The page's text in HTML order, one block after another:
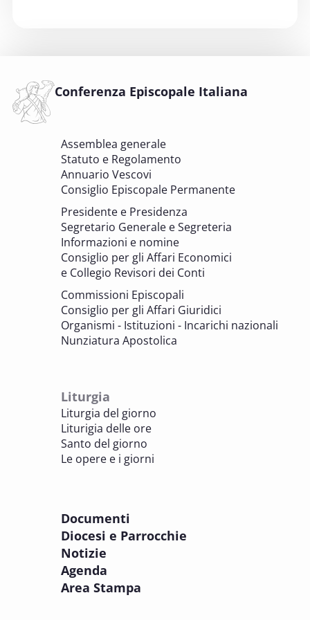
INTERVENTO A FAVORE DEI BENI CULTURALI ECCLESIASTICI E
DELL'EDILIZIA DI CULTO
Giornate di studio Associazione
Archivistica Ecclesiastica - Luoghi di
memoria. Artefici di cultura. Archivi
valorizzazione del patrimonio
BENI CULTURALI E EDILIZIA DI CULTO
7 OTTOBRE 2025
di culto
BENI CULTURALI E EDILIZIA DI CULTO
BENI CULTURALI E EDILIZIA DI CULTO
8 OTTOBRE 2025
Incontro online dei Direttori diocesani,
8 OTTOBRE 2025
Corso FC32.5 - Introduzione alla teologia
pastorale della salute
PASTORALE DELLA SALUTE
Conferenza Episcopale Italiana
Assemblea generale
Statuto e Regolamento
Annuario Vescovi
Consiglio Episcopale Permanente
Presidente e Presidenza
Segretario Generale e Segreteria
Informazioni e nomine
Consiglio per gli Affari Economici
e Collegio Revisori dei Conti
Commissioni Episcopali
Consiglio per gli Affari Giuridici
Organismi - Istituzioni - Incarichi nazionali
Nunziatura Apostolica
Liturgia
Liturgia del giorno
Liturigia delle ore
Santo del giorno
Le opere e i giorni
Documenti
Diocesi e Parrocchie
Notizie
Agenda
Area Stampa